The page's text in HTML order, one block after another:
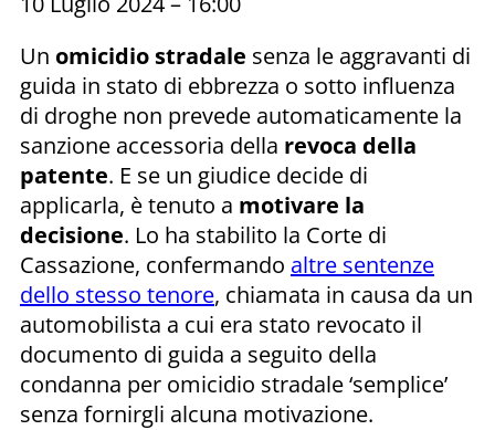
Un omicidio stradale senza le aggravanti di
guida in stato di ebbrezza o sotto influenza
di droghe non prevede automaticamente la
sanzione accessoria della revoca della
patente. E se un giudice decide di
applicarla, è tenuto a motivare la
decisione. Lo ha stabilito la Corte di
Cassazione, confermando altre sentenze
dello stesso tenore, chiamata in causa da un
automobilista a cui era stato revocato il
documento di guida a seguito della
condanna per omicidio stradale ‘semplice’
senza fornirgli alcuna motivazione.